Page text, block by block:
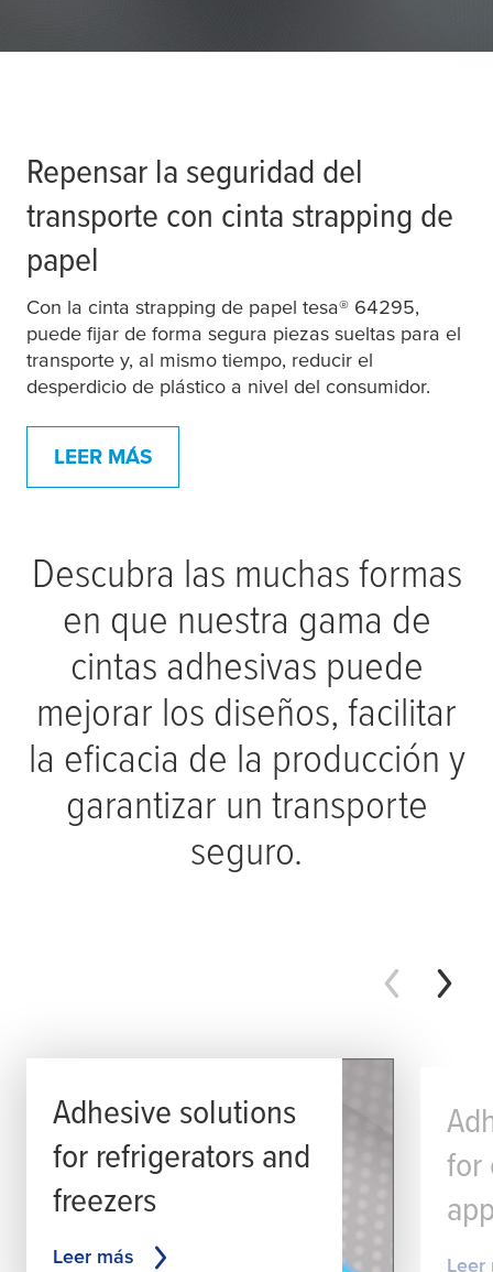
Repensar la seguridad del
transporte con cinta strapping de
papel
Con la cinta strapping de papel tesa® 64295,
puede fijar de forma segura piezas sueltas para el
transporte y, al mismo tiempo, reducir el
desperdicio de plástico a nivel del consumidor.
LEER MÁS
Descubra las muchas formas
en que nuestra gama de
cintas adhesivas puede
mejorar los diseños, facilitar
la eficacia de la producción y
garantizar un transporte
seguro.
Adhesive solutions
for refrigerators and
freezers
Leer más
for
Leer